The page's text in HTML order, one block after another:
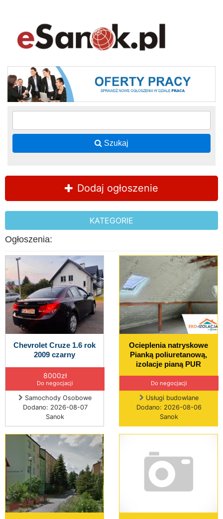
Szukaj
Dodaj ogłoszenie
KATEGORIE
Ogłoszenia:
Chevrolet Cruze 1.6 rok
2009 czarny
8000zł
Do negocjacji
Samochody Osobowe
Dodano: 2026-08-07
Sanok
Ocieplenia natryskowe
Pianką poliuretanową,
izolacje pianą PUR
Do negocjacji
Usługi budowlane
Dodano: 2026-08-06
Sanok